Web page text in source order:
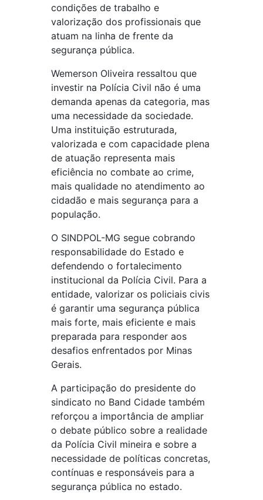
condições de trabalho e
valorização dos profissionais que
atuam na linha de frente da
segurança pública.
Wemerson Oliveira ressaltou que
investir na Polícia Civil não é uma
demanda apenas da categoria, mas
uma necessidade da sociedade.
Uma instituição estruturada,
valorizada e com capacidade plena
de atuação representa mais
eficiência no combate ao crime,
mais qualidade no atendimento ao
cidadão e mais segurança para a
população.
O SINDPOL-MG segue cobrando
responsabilidade do Estado e
defendendo o fortalecimento
institucional da Polícia Civil. Para a
entidade, valorizar os policiais civis
é garantir uma segurança pública
mais forte, mais eficiente e mais
preparada para responder aos
desafios enfrentados por Minas
Gerais.
A participação do presidente do
sindicato no Band Cidade também
reforçou a importância de ampliar
o debate público sobre a realidade
da Polícia Civil mineira e sobre a
necessidade de políticas concretas,
contínuas e responsáveis para a
segurança pública no estado.